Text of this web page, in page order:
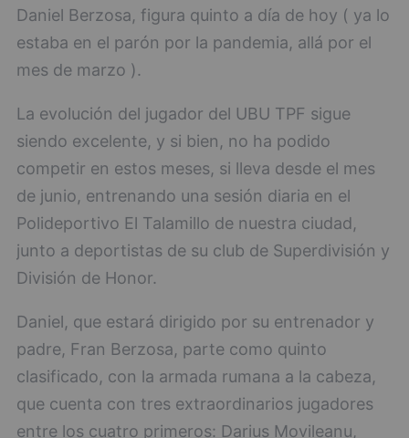
Daniel Berzosa, figura quinto a día de hoy ( ya lo
estaba en el parón por la pandemia, allá por el
mes de marzo ).
La evolución del jugador del UBU TPF sigue
siendo excelente, y si bien, no ha podido
competir en estos meses, si lleva desde el mes
de junio, entrenando una sesión diaria en el
Polideportivo El Talamillo de nuestra ciudad,
junto a deportistas de su club de Superdivisión y
División de Honor.
Daniel, que estará dirigido por su entrenador y
padre, Fran Berzosa, parte como quinto
clasificado, con la armada rumana a la cabeza,
que cuenta con tres extraordinarios jugadores
entre los cuatro primeros: Darius Movileanu,